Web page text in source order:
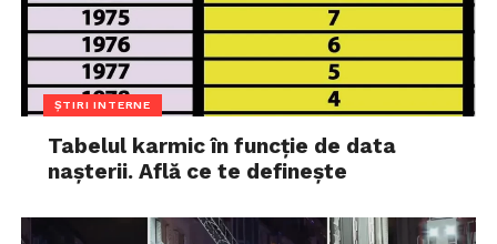
ȘTIRI INTERNE
Tabelul karmic în funcție de data
nașterii. Află ce te definește